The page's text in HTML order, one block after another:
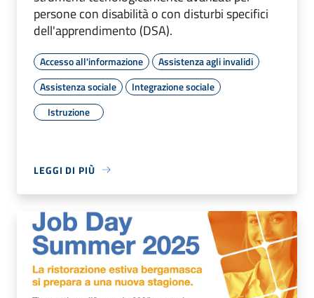
persone con disabilità o con disturbi specifici
dell'apprendimento (DSA).
Accesso all'informazione
Assistenza agli invalidi
Assistenza sociale
Integrazione sociale
Istruzione
LEGGI DI PIÙ